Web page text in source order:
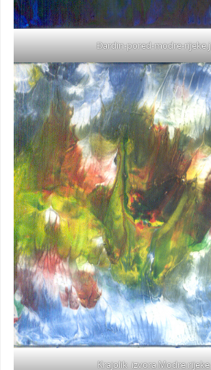
Đardin-pored-modre-rijeke.j
Krajolik izvora Modre rijeke